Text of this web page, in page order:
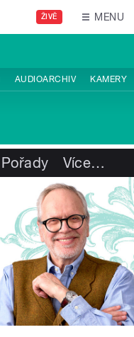
ŽIVĚ MENU
AUDIOARCHIV KAMERY
Pořady Více…